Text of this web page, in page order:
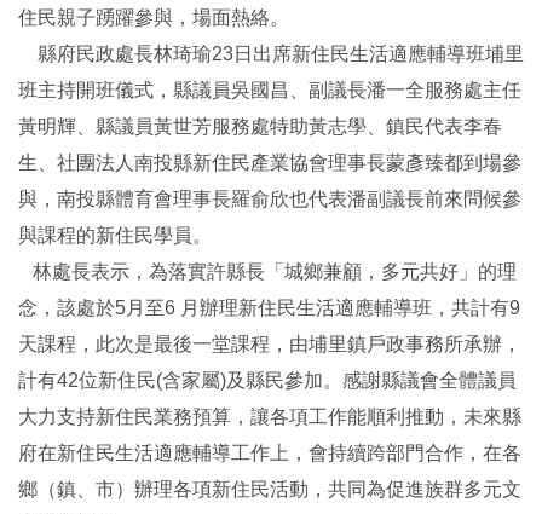
住民親子踴躍參與，場面熱絡。
縣府民政處長林琦瑜23日出席新住民生活適應輔導班埔里
班主持開班儀式，縣議員吳國昌、副議長潘一全服務處主任
黃明輝、縣議員黃世芳服務處特助黃志學、鎮民代表李春
生、社團法人南投縣新住民產業協會理事長蒙彥臻都到場參
與，南投縣體育會理事長羅俞欣也代表潘副議長前來問候參
與課程的新住民學員。
林處長表示，為落實許縣長「城鄉兼顧，多元共好」的理
念，該處於5月至6 月辦理新住民生活適應輔導班，共計有9
天課程，此次是最後一堂課程，由埔里鎮戶政事務所承辦，
計有42位新住民(含家屬)及縣民參加。感謝縣議會全體議員
大力支持新住民業務預算，讓各項工作能順利推動，未來縣
府在新住民生活適應輔導工作上，會持續跨部門合作，在各
鄉（鎮、市）辦理各項新住民活動，共同為促進族群多元文